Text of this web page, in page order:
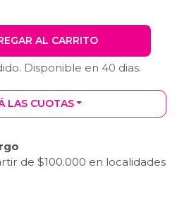
AL CARRITO
Disponible en 40 dias.
LAS CUOTAS
de $100.000 en localidades